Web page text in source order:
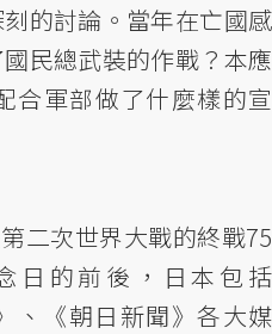
的討論。當年在亡國感
民總武裝的作戰？本應
合軍部做了什麼樣的宣
二次世界大戰的終戰75
日的前後，日本包括
、《朝日新聞》各大媒